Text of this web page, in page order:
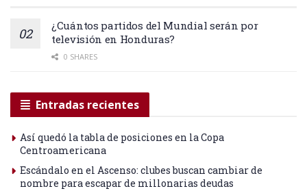
¿Cuántos partidos del Mundial serán por
televisión en Honduras?
0 SHARES
Entradas recientes
Así quedó la tabla de posiciones en la Copa
Centroamericana
Escándalo en el Ascenso: clubes buscan cambiar de
nombre para escapar de millonarias deudas